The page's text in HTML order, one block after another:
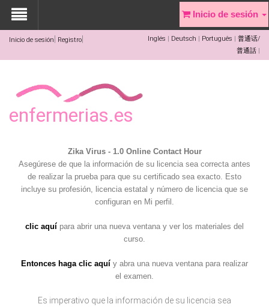
Inicio de sesión Registro Inglés Deutsch Português
普通话/
普通話
enfermerias.es
Inicio de sesión
Zika Virus - 1.0 Online Contact Hour
Asegúrese de que la información de su licencia sea correcta antes
de realizar la prueba para que su certificado sea exacto. Esto
incluye su profesión, licencia estatal y número de licencia que se
configuran en Mi perfil.
clic aquí para abrir una nueva ventana y ver los materiales del
curso.
Entonces haga clic aquí y abra una nueva ventana para realizar
el examen.
Es imperativo que la información de su licencia sea